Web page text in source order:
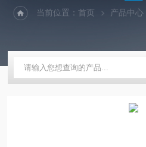
当前位置：首页 产品中心